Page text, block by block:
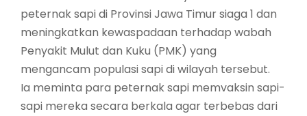
peternak sapi di Provinsi Jawa Timur siaga 1 dan
meningkatkan kewaspadaan terhadap wabah
Penyakit Mulut dan Kuku (PMK) yang
mengancam populasi sapi di wilayah tersebut.
Ia meminta para peternak sapi memvaksin sapi-
sapi mereka secara berkala agar terbebas dari